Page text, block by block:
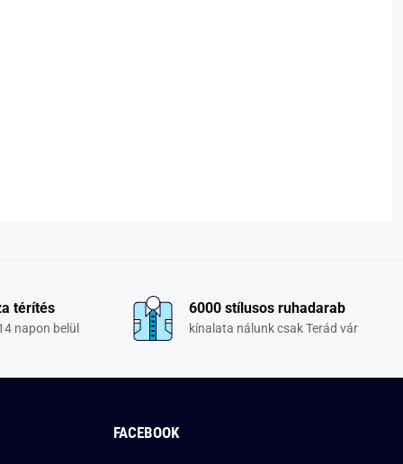
térítés
napon belül
6000 stílusos ruhadarab
kínalata nálunk csak Terád vár
FACEBOOK